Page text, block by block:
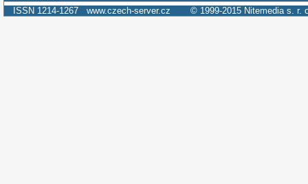
ISSN 1214-1267 www.czech-server.cz © 1999-2015 Nitemedia s. r.